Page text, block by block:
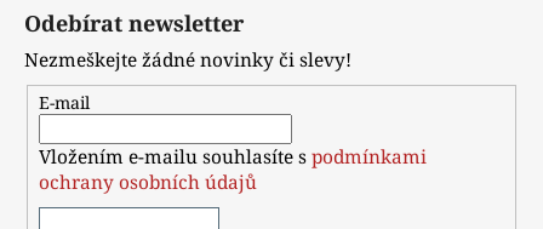
Odebírat newsletter
Nezmeškejte žádné novinky či slevy!
E-mail
Vložením e-mailu souhlasíte spodmínkami
ochrany osobních údajů